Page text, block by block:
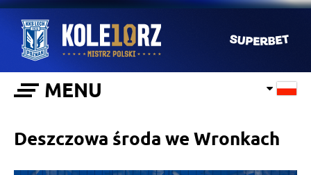
MENU
Deszczowa środa we Wronkach